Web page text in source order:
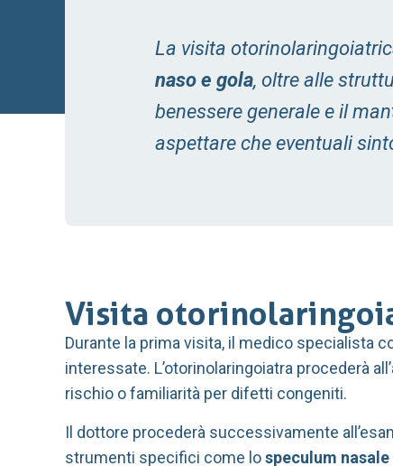
La visita
naso e gola, oltre alle
benessere generale e il
aspettare che eventuali
Visita
Durante la prima visita, il medico specialista
interessate. L’otorinolaringoiatra procederà
rischio o familiarità per difetti congeniti.
Il dottore procederà successivamente
strumenti specifici come lospeculum nasale